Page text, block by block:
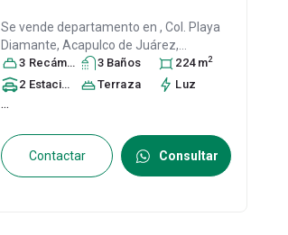
Se vende departamento en, Col. Playa
Diamante,Acapulco de Juárez,
Guerrero, México, C.P. 39897, ID:
27745673
3 Recámara s 3 Baños 224 m2
2 Estacionamiento s
Terraza Luz
...
Contactar Consultar